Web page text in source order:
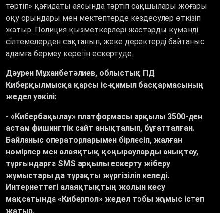
тәртіп» қағидаты аясында тәртіп сақшылары жоғары
оқу орындары мен мектептерде кездесулер өткізіп
жатыр. Полиция қызметкерлері жастарды күмәнді
сілтемелерден сақтанып, жеке деректерді байтаныс
адамға бермеу керегін ескертуде.
Дәурен Мұханбетәлиев, облыстық ПД
Киберқылмысқа қарсы іс-қимыл басқармасының
жедел уәкілі:
- «Кибербақылау» платформасы арқылы 3500-ден
астам фишингтік сайт анықталып, бұғатталған.
Байланыс операторларымен бірлесіп, жалған
нөмірлер мен алаяқтық қоңырауларды анықтау,
тұрғындарға SMS арқылы ескерту жіберу
жұмыстары да тұрақты жүргізіліп келеді.
Интернеттегі алаяқтықтың жолын кесу
мақсатында «Киберпол» жедел тобы жұмыс істеп
жатыр.